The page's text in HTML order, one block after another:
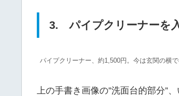
3. パイプクリーナーを
パイプクリーナー、約1,500円。今は玄関の横で
上の手書き画像の”洗面台的部分”